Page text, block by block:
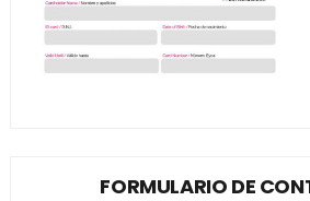
FORMULARIO DE